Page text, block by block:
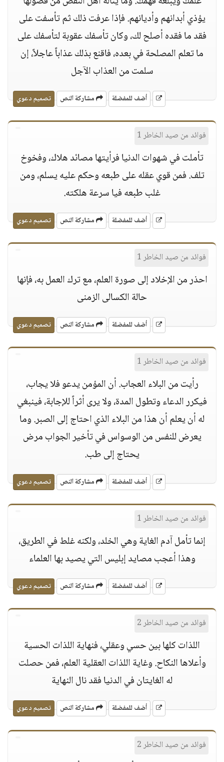
يؤذي أبدانهم وأديانهم. فإذا عرفت ذلك ثم تأسفت على
فقد ما فقده أصلح لك، وكان تأسفك عقوبة لتأسفك على
ما تعلم المصلحة في بعده، فاقنع بذلك عذاباً عاجلاً، إن
سلمت من العذاب الآجل
أضف للمفضلة مشاركة النص تصميم دعوي
فوائد من صيد الخاطر 1
تأملت في شهوات الدنيا فرأيتها مصائد هلاك، وفخوخ
تلف. فمن قوي عقله على طبعه وحكم عليه يسلم، ومن
غلب طبعه فيا سرعة هلكته.
أضف للمفضلة مشاركة النص تصميم دعوي
فوائد من صيد الخاطر 1
احذر من الإخلاد إلى صورة العلم، مع ترك العمل به، فإنها
حالة الكسالى الزمنى
أضف للمفضلة مشاركة النص تصميم دعوي
فوائد من صيد الخاطر 1
رأيت من البلاء العجاب. أن المؤمن يدعو فلا يجاب،
فيكرر الدعاء وتطول المدة، ولا يرى أثراً للإجابة، فينبغي
له أن يعلم أن هذا من البلاء الذي احتاج إلى الصبر. وما
يعرض للنفس من الوسواس في تأخير الجواب مرض
يحتاج إلى طب.
أضف للمفضلة مشاركة النص تصميم دعوي
فوائد من صيد الخاطر 1
إنما تأمل آدم الغاية وهي الخلد، ولكنه غلط في الطريق،
وهذا أعجب مصايد إبليس التي يصيد بها العلماء
أضف للمفضلة مشاركة النص تصميم دعوي
فوائد من صيد الخاطر 2
اللذات كلها بين حسي وعقلي، فنهاية اللذات الحسية
وأعلاها النكاح. وغاية اللذات العقلية العلم، فمن حصلت
له الغايتان في الدنيا فقد نال النهاية
أضف للمفضلة مشاركة النص تصميم دعوي
فوائد من صيد الخاطر 2